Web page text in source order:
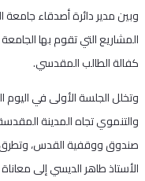
وبين مدير دائرة أصدقاء
المشاريع التي تقوم بها
كفالة الطالب المقدسي.
وتخلل الجلسة الأولى في اليوم
والتنموي تجاه المدينة
صندوق ووقفية القدس،
الأستاذ طاهر الديسي إلى